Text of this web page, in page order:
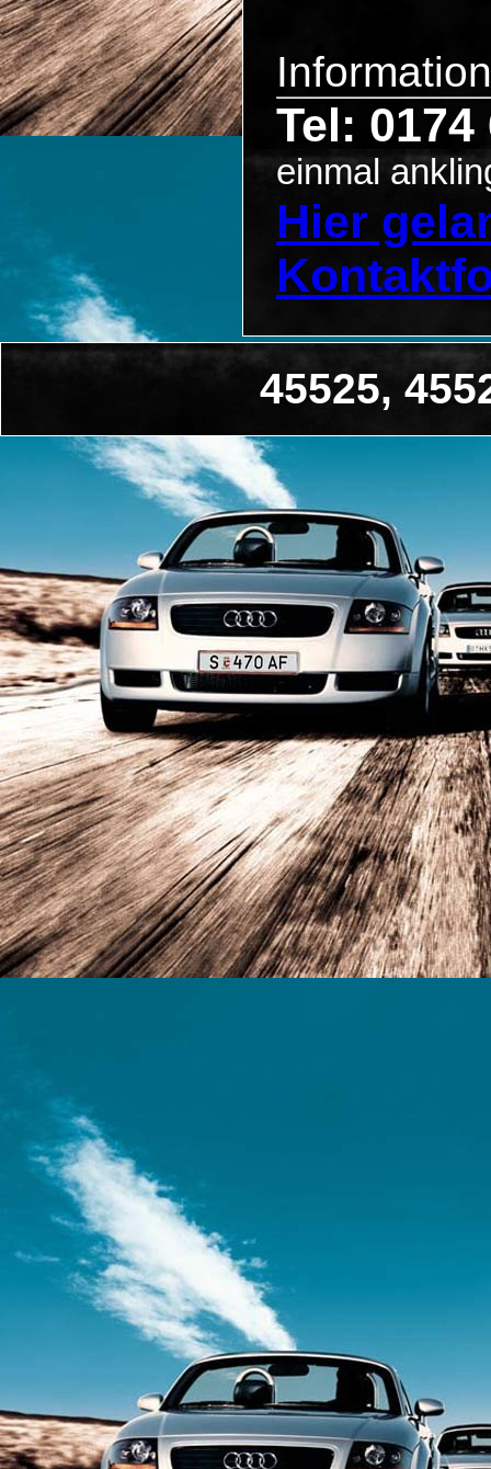
Tel: 0174
einmal
Hier
45525,